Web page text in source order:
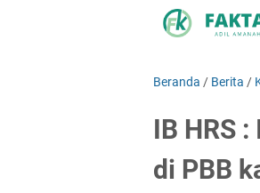
Beranda / Berita /
IB HRS
di PBB